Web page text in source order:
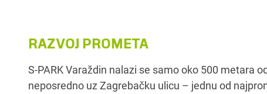
RAZVOJ PROMETA
S-PARK Varaždin nalazi se samo oko 500 metara
neposredno uz Zagrebačku ulicu – jednu od